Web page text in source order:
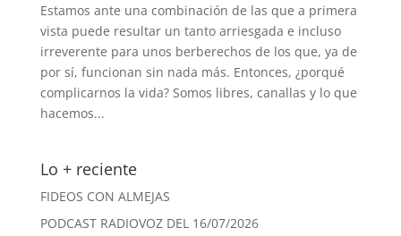
Estamos ante una combinación de las que a primera
vista puede resultar un tanto arriesgada e incluso
irreverente para unos berberechos de los que, ya de
por sí, funcionan sin nada más. Entonces, ¿porqué
complicarnos la vida? Somos libres, canallas y lo que
hacemos...
Lo + reciente
FIDEOS CON ALMEJAS
PODCAST RADIOVOZ DEL 16/07/2026